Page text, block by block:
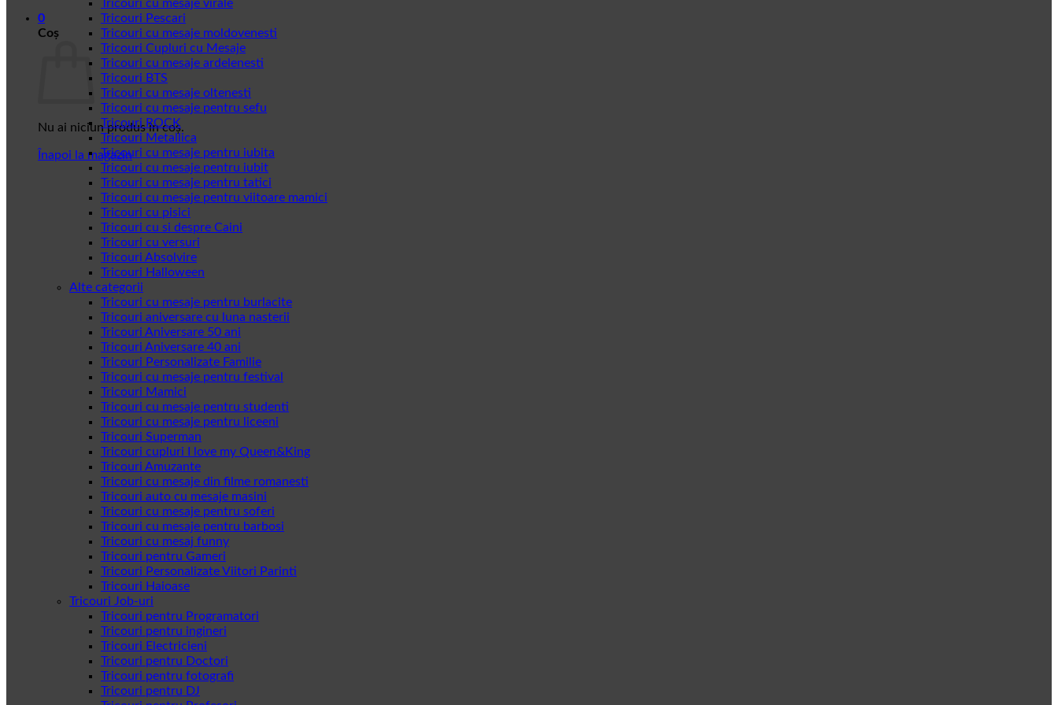
0
Coș
Nu ai niciun produs în coș.
Înapoi la magazin
Tricouri cu mesaje virale
Tricouri Pescari
Tricouri cu mesaje moldovenesti
Tricouri Cupluri cu Mesaje
Tricouri cu mesaje ardelenesti
Tricouri BTS
Tricouri cu mesaje oltenesti
Tricouri cu mesaje pentru sefu
Tricouri ROCK
Tricouri Metallica
Tricouri cu mesaje pentru iubita
Tricouri cu mesaje pentru iubit
Tricouri cu mesaje pentru tatici
Tricouri cu mesaje pentru viitoare mamici
Tricouri cu pisici
Tricouri cu si despre Caini
Tricouri cu versuri
Tricouri Absolvire
Tricouri Halloween
Alte categorii
Tricouri cu mesaje pentru burlacite
Tricouri aniversare cu luna nasterii
Tricouri Aniversare 50 ani
Tricouri Aniversare 40 ani
Tricouri Personalizate Familie
Tricouri cu mesaje pentru festival
Tricouri Mamici
Tricouri cu mesaje pentru studenti
Tricouri cu mesaje pentru liceeni
Tricouri Superman
Tricouri cupluri I love my Queen&King
Tricouri Amuzante
Tricouri cu mesaje din filme romanesti
Tricouri auto cu mesaje masini
Tricouri cu mesaje pentru soferi
Tricouri cu mesaje pentru barbosi
Tricouri cu mesaj funny
Tricouri pentru Gameri
Tricouri Personalizate Viitori Parinti
Tricouri Haioase
Tricouri Job-uri
Tricouri pentru Programatori
Tricouri pentru ingineri
Tricouri Electricieni
Tricouri pentru Doctori
Tricouri pentru fotografi
Tricouri pentru DJ